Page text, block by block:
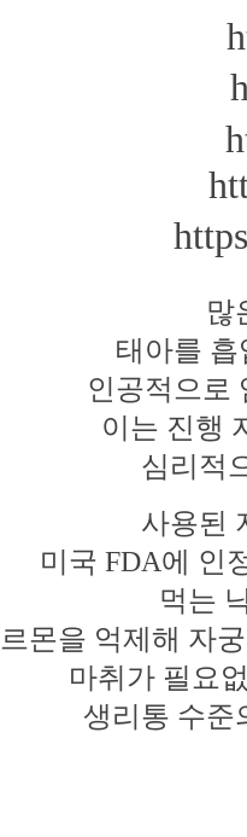
많
태아를 흡
인공적으로
이는 진행
심리적
사용된
미국 FDA에 인
먹는
몬을 억제해 자
마취가 필요
생리통 수준